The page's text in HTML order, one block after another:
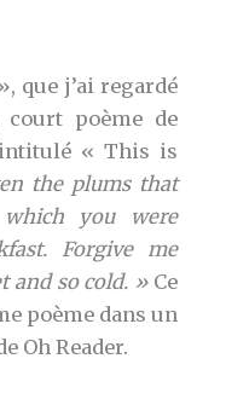
que j’ai regardé
poème de
« This is
the plums that
you were
Forgive me
and so cold. » Ce
poème dans un
Oh Reader.